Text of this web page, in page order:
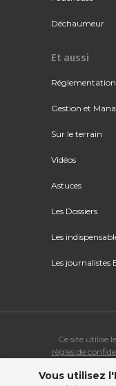
Déchaumeur
Et aussi
Réglementation
Gestion et
Sur le terrain
Vidéos
Astuces
Les Dossiers
Les
Les journalistes
Ce site utilise
règles de
© Copyright
Vous utilisez